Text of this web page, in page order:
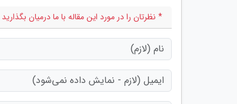
* نظرتان را در مورد این مقاله با ما درمیان بگذارید